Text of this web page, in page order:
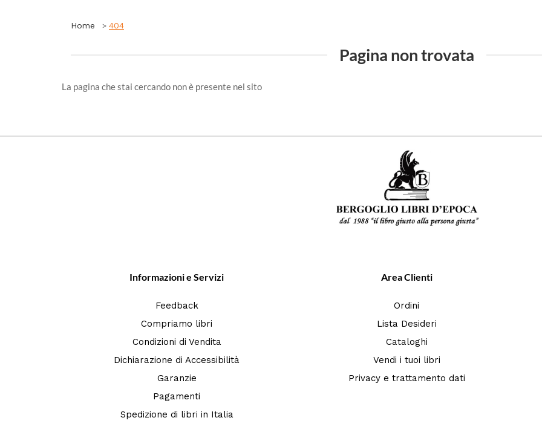
Home 404
Pagina non trovata
La pagina che stai cercando non è presente nel sito
Informazioni e Servizi
Feedback
Compriamo libri
Condizioni di Vendita
Dichiarazione di Accessibilità
Garanzie
Pagamenti
Spedizione di libri in Italia
Area Clienti
Ordini
Lista Desideri
Cataloghi
Vendi i tuoi libri
Privacy e trattamento dati